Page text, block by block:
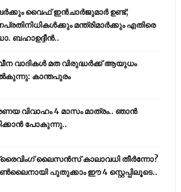
വൈഫ് ഇൻചാർജുമാർ ഉണ്ട്;
മന്ത്രിമാർക്കും എതിരെ
ബഹാഉദ്ദീൻ..
വാദികൾ മത വിരുദ്ധർക്ക് ആയുധം
കാന്തപുരം
വിവാഹം 4 മാസം മാത്രം.. ഞാൻ
പോകുന്നു..
ലൈസൻസ് കാലാവധി തീർന്നോ?
പുതുക്കാം ഈ 4 സ്റ്റെപ്പിലൂടെ..